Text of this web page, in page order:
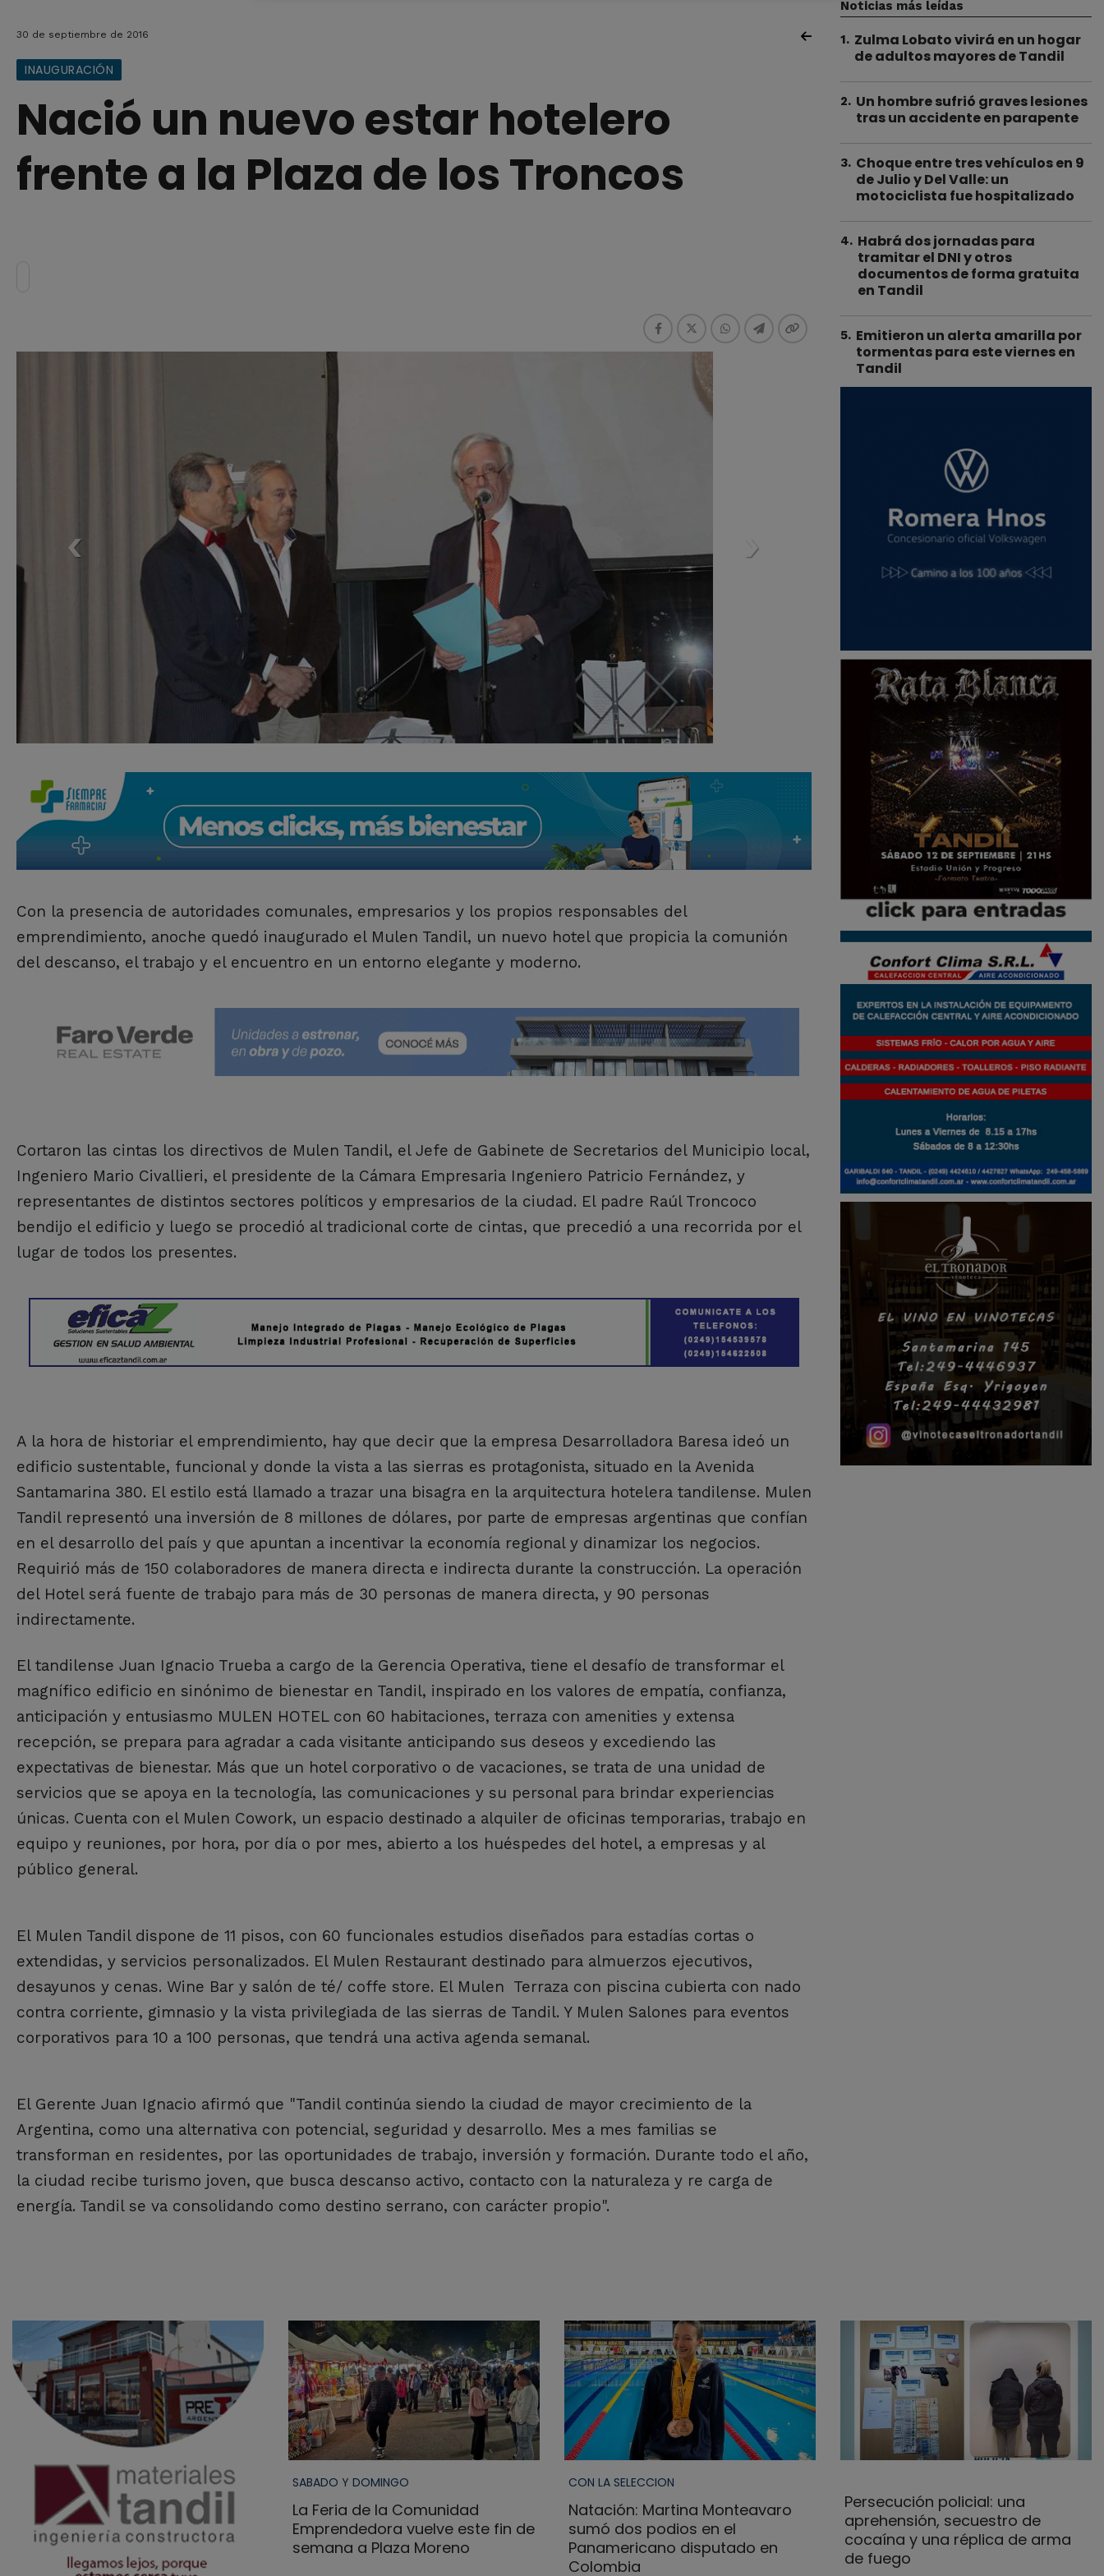
30 de septiembre de 2016
INAUGURACIÓN
Nació un nuevo estar hotelero
frente a la Plaza de los Troncos
Con la presencia de autoridades comunales, empresarios y los propios responsables del
emprendimiento, anoche quedó inaugurado el Mulen Tandil, un nuevo hotel que propicia la comunión
del descanso, el trabajo y el encuentro en un entorno elegante y moderno.
Cortaron las cintas los directivos de Mulen Tandil, el Jefe de Gabinete de Secretarios del Municipio local,
Ingeniero Mario Civallieri, el presidente de la Cámara Empresaria Ingeniero Patricio Fernández, y
representantes de distintos sectores políticos y empresarios de la ciudad. El padre Raúl Troncoco
bendijo el edificio y luego se procedió al tradicional corte de cintas, que precedió a una recorrida por el
lugar de todos los presentes.
A la hora de historiar el emprendimiento, hay que decir que la empresa Desarrolladora Baresa ideó un
edificio sustentable, funcional y donde la vista a las sierras es protagonista, situado en la Avenida
Santamarina 380. El estilo está llamado a trazar una bisagra en la arquitectura hotelera tandilense. Mulen
Tandil representó una inversión de 8 millones de dólares, por parte de empresas argentinas que confían
en el desarrollo del país y que apuntan a incentivar la economía regional y dinamizar los negocios.
Requirió más de 150 colaboradores de manera directa e indirecta durante la construcción. La operación
del Hotel será fuente de trabajo para más de 30 personas de manera directa, y 90 personas
indirectamente.
El tandilense Juan Ignacio Trueba a cargo de la Gerencia Operativa, tiene el desafío de transformar el
magnífico edificio en sinónimo de bienestar en Tandil, inspirado en los valores de empatía, confianza,
anticipación y entusiasmo MULEN HOTEL con 60 habitaciones, terraza con amenities y extensa
recepción, se prepara para agradar a cada visitante anticipando sus deseos y excediendo las
expectativas de bienestar. Más que un hotel corporativo o de vacaciones, se trata de una unidad de
servicios que se apoya en la tecnología, las comunicaciones y su personal para brindar experiencias
únicas. Cuenta con el Mulen Cowork, un espacio destinado a alquiler de oficinas temporarias, trabajo en
equipo y reuniones, por hora, por día o por mes, abierto a los huéspedes del hotel, a empresas y al
público general.
El Mulen Tandil dispone de 11 pisos, con 60 funcionales estudios diseñados para estadías cortas o
extendidas, y servicios personalizados. El Mulen Restaurant destinado para almuerzos ejecutivos,
desayunos y cenas. Wine Bar y salón de té/ coffe store. El Mulen Terraza con piscina cubierta con nado
contra corriente, gimnasio y la vista privilegiada de las sierras de Tandil. Y Mulen Salones para eventos
corporativos para 10 a 100 personas, que tendrá una activa agenda semanal.
El Gerente Juan Ignacio afirmó que "Tandil continúa siendo la ciudad de mayor crecimiento de la
Argentina, como una alternativa con potencial, seguridad y desarrollo. Mes a mes familias se
transforman en residentes, por las oportunidades de trabajo, inversión y formación. Durante todo el año,
la ciudad recibe turismo joven, que busca descanso activo, contacto con la naturaleza y re carga de
energía. Tandil se va consolidando como destino serrano, con carácter propio".
Noticias más leídas
1. Zulma Lobato vivirá en un hogar
de adultos mayores de Tandil
2. Un hombre sufrió graves lesiones
tras un accidente en parapente
3. Choque entre tres vehículos en 9
de Julio y Del Valle: un
motociclista fue hospitalizado
4. Habrá dos jornadas para
tramitar el DNI y otros
documentos de forma gratuita
en Tandil
5. Emitieron un alerta amarilla por
tormentas para este viernes en
Tandil
SABADO Y DOMINGO
La Feria de la Comunidad
Emprendedora vuelve este fin de
semana a Plaza Moreno
CON LA SELECCION
Natación: Martina Monteavaro
sumó dos podios en el
Panamericano disputado en
Colombia
Persecución policial: una
aprehensión, secuestro de
cocaína y una réplica de arma
de fuego